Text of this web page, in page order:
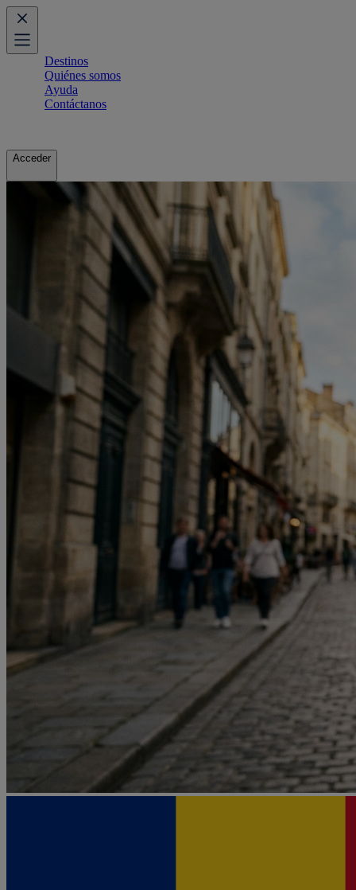
Destinos
Quiénes somos
Ayuda
Contáctanos
Acceder